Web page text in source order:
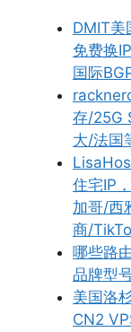
DMIT美
免费换
国际
存/25G
大/法国
住宅IP
加哥/西
商/
哪些路
品牌型
美国洛
CN2